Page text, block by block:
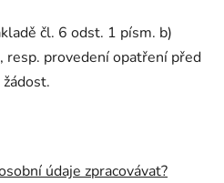
čl. 6 odst. 1 písm. b)
resp. provedení opatření před
údaje zpracovávat?